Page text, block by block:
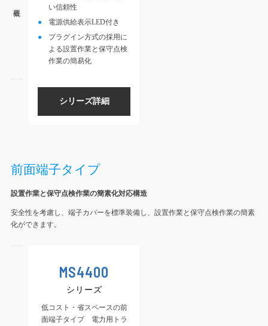
い信頼性
電源供給表示LED付き
プラグイン方式の採用に
よる設置作業と保守点検
作業の簡易化
シリーズ詳細
前面端子タイプ
設置作業と保守点検作業の簡素化対応構造
安全性を考慮し、端子カバーを標準装備し、設置作業と保守点検作業の簡素
化ができます。
MS4400
シリーズ
低コスト・省スペースの前
面端子タイプ 電力用トラ